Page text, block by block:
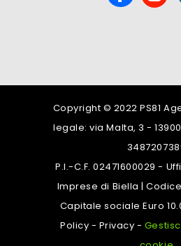
Copyright © 2022 PS81
legale: via Malta, 3 -
P.I.-C.F. 02471600029 -
Imprese di Biella | Codice
Capitale sociale Euro
Policy - Privacy -